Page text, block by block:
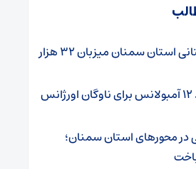
۲۷۹ پایگاه تابستانی استان سمنان میزبان ۳۲ هزار
تفاهم‌نامه خرید ۱۲ آمبولانس برای ناوگان اورژانس
در محورهای استان سمنان؛